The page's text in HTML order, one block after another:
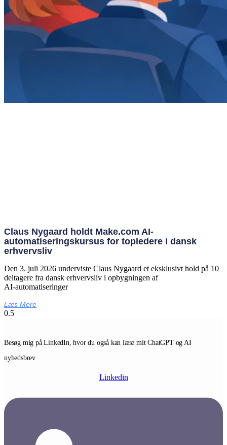
Claus Nygaard holdt Make.com AI-
automatiseringskursus for topledere i dansk
erhvervsliv
Den 3. juli 2026 underviste Claus Nygaard et eksklusivt hold på 10
deltagere fra dansk erhvervsliv i opbygningen af
AI‑automatiseringer
Læs Mere
Besøg mig på LinkedIn, hvor du også kan læse mit ChatGPT og AI
nyhedsbrev
Linkedin